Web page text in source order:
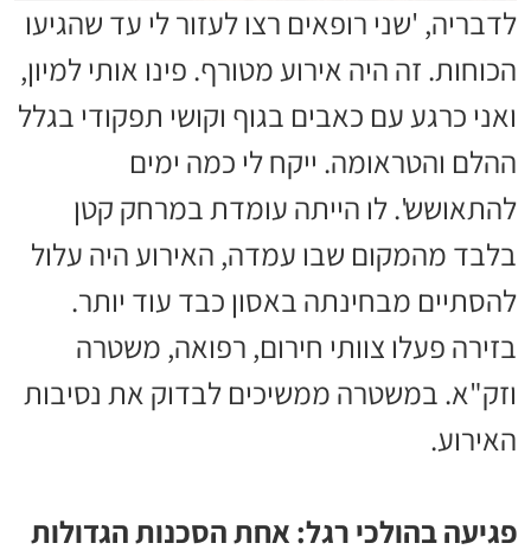
לדבריה, 'שני רופאים רצו לעזור לי עד שהגיעו
הכוחות. זה היה אירוע מטורף. פינו אותי למיון,
ואני כרגע עם כאבים בגוף וקושי תפקודי בגלל
ההלם והטראומה. ייקח לי כמה ימים
להתאושש'. לו הייתה עומדת במרחק קטן
בלבד מהמקום שבו עמדה, האירוע היה עלול
להסתיים מבחינתה באסון כבד עוד יותר.
בזירה פעלו צוותי חירום, רפואה, משטרה
וזק"א. במשטרה ממשיכים לבדוק את נסיבות
האירוע.
פגיעה בהולכי רגל: אחת הסכנות הגדולות